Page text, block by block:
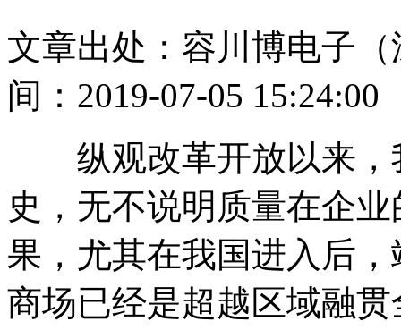
文章出处：容川博电子
间：2019-07-05 15:24:00
纵观改革开放以来，
史，无不说明质量在企
果，尤其在我国进入后
商场已经是超越区域融